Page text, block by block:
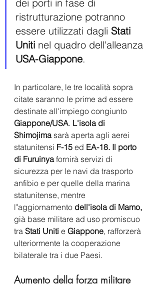
dei porti in fase di
ristrutturazione potranno
essere utilizzati dagli Stati
Uniti nel quadro dell'alleanza
USA-Giappone.
In particolare, le tre località sopra
citate saranno le prime ad essere
destinate all'impiego congiunto
Giappone/USA. L'isola di
Shimojima sarà aperta agli aerei
statunitensi F-15 ed EA-18. Il porto
di Furuinya fornirà servizi di
sicurezza per le navi da trasporto
anfibio e per quelle della marina
statunitense, mentre
l'aggiornamento dell'isola di Mamo,
già base militare ad uso promiscuo
tra Stati Uniti e Giappone, rafforzerà
ulteriormente la cooperazione
bilaterale tra i due Paesi.
Aumento della forza militare